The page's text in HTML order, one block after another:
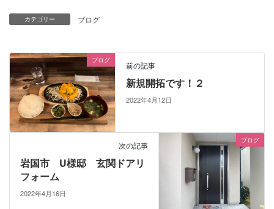
カテゴリー ブログ
ブログ 前の記事
新規開拓です！２
2022年4月12日
ブログ
次の記事
岩国市 U様邸 玄関ドアリ
フォーム
2022年4月16日